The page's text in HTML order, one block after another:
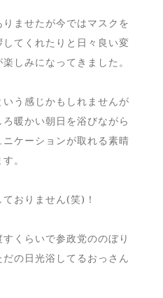
ませたが今ではマスクを
てくれたりと日々良い変
しみになってきました。
う感じかもしれませんが
暖かい朝日を浴びながら
ケーションが取れる素晴
。
おりません(笑)！
くらいで参政党ののぼり
の日光浴してるおっさん